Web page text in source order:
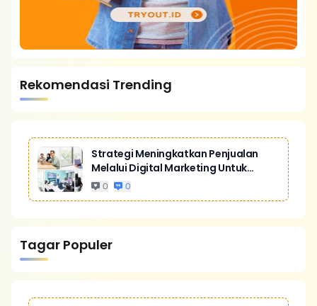
Rekomendasi Trending
Strategi Meningkatkan Penjualan
Melalui Digital Marketing Untuk
Bisnis Yang Lebih Kompetitif
0 0
Tagar Populer